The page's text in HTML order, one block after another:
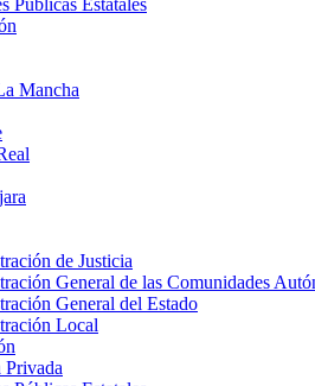
Públicas Estatales
Mancha
de Justicia
General de las Comunidades
General del Estado
Local
Privada